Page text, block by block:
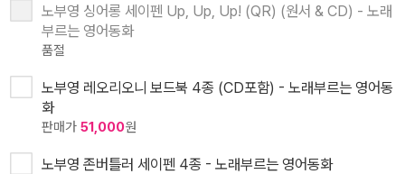
노부영 싱어롱 세이펜 Up, Up, Up! (QR) (원서 & CD) - 노래
부르는 영어동화
품절
노부영 레오리오니 보드북 4종 (CD포함) - 노래부르는 영어동
화
판매가 51,000원
노부영 존버틀러 세이펜 4종 - 노래부르는 영어동화